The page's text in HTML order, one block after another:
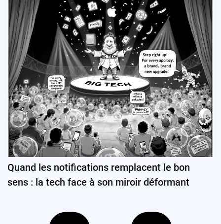
Quand les notifications remplacent le bon
sens : la tech face à son miroir déformant